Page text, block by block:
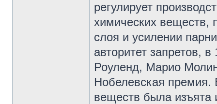
регулирует
химических веществ,
слоя и усилении
авторитет запретов,
Роуленд, Марио
Нобелевская
веществ была изъята